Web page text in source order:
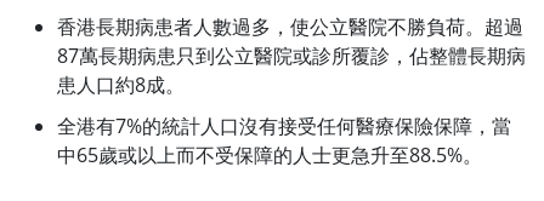
香港長期病患者人數過多，使公立醫院不勝負荷。超過
87萬長期病患只到公立醫院或診所覆診，佔整體長期病
患人口約8成。
全港有7%的統計人口沒有接受任何醫療保險保障，當
中65歲或以上而不受保障的人士更急升至88.5%。